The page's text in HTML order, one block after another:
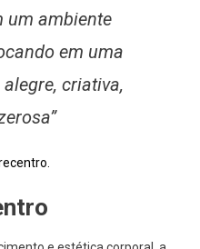
um ambiente
em uma
criativa,